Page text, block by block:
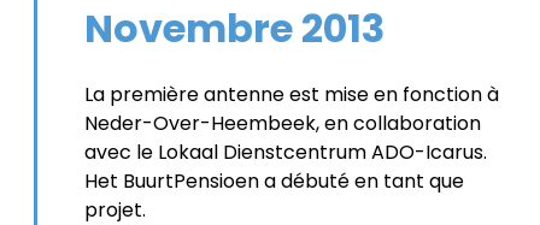
Novembre 2013
La première antenne est mise en fonction à
Neder-Over-Heembeek, en collaboration
avec le Lokaal Dienstcentrum ADO-Icarus.
Het BuurtPensioen a débuté en tant que
projet.